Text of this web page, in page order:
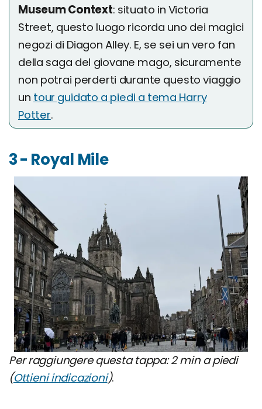
Museum Context: situato in Victoria
Street, questo luogo ricorda uno dei magici
negozi di Diagon Alley. E, se sei un vero fan
della saga del giovane mago, sicuramente
non potrai perderti durante questo viaggio
un tour guidato a piedi a tema Harry
Potter.
3 - Royal Mile
Per raggiungere questa tappa: 2 min a piedi
(Ottieni indicazioni).